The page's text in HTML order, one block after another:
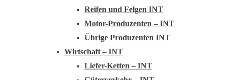
Reifen und Felgen INT
Motor-Produzenten – INT
Übrige Produzenten INT
Wirtschaft – INT
Liefer-Ketten – INT